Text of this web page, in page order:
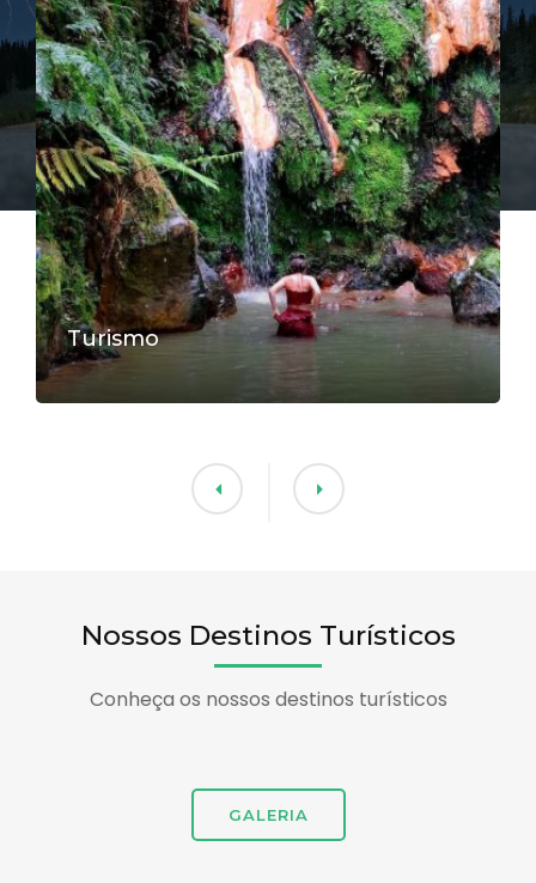
Turismo
Nossos Destinos Turísticos
Conheça os nossos destinos turísticos
GALERIA